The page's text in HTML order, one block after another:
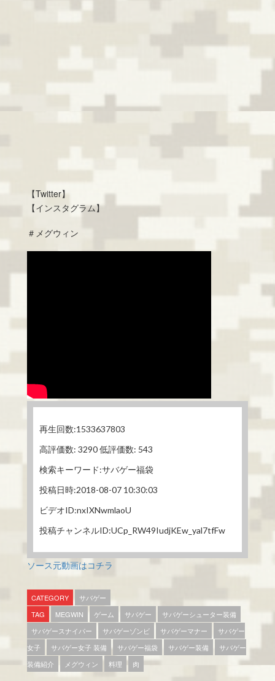
【Twitter】
【インスタグラム】
＃メグウィン
再生回数:1533637803
高評価数: 3290 低評価数: 543
検索キーワード:サバゲー福袋
投稿日時:2018-08-07 10:30:03
ビデオID:nxIXNwmlaoU
投稿チャンネルID:UCp_RW49IudjKEw_yal7tfFw
ソース元動画はコチラ
CATEGORY
サバゲー
TAG
MEGWIN ゲーム サバゲー
サバゲーシューター装備
サバゲースナイパー
サバゲーゾンビ サバゲーマナー
サバゲー
女子
サバゲー女子 装備 サバゲー福袋 サバゲー装備
サバゲー
装備紹介
メグウィン 料理 肉